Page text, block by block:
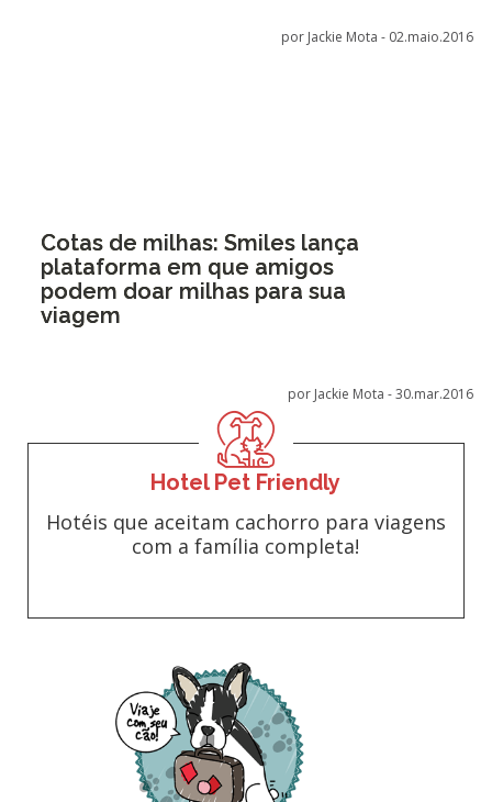
por Jackie Mota - 02.maio.2016
Cotas de milhas: Smiles lança
plataforma em que amigos
podem doar milhas para sua
viagem
por Jackie Mota -30.mar.2016
Hotel Pet Friendly
Hotéis que aceitam cachorro para viagens
com a família completa!